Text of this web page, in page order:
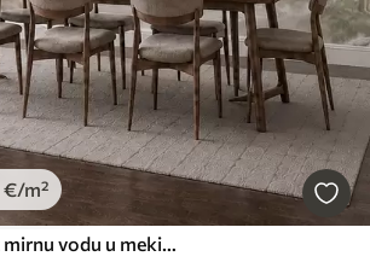
€/m²
Maglovita šuma uz mirnu vodu u mekim prirodnim pastelnim tonovima